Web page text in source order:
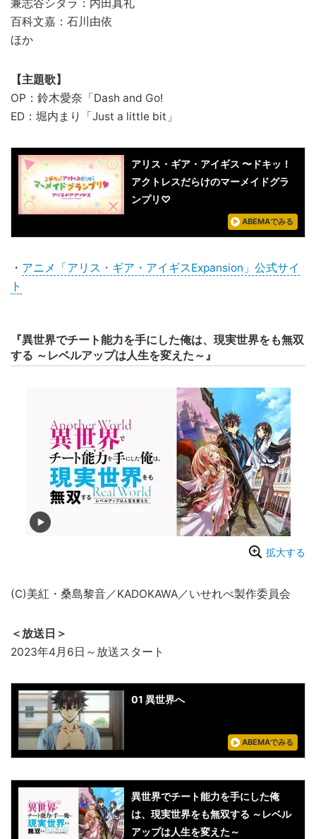
兼志谷シタラ：内田真礼
百科文嘉：石川由依
ほか
【主題歌】
OP：鈴木愛奈「Dash and Go!
ED：堀内まり「Just a little bit」
アリス・ギア・アイギス 〜ドキッ！
アクトレスだらけのマーメイドグラ
ンプリ♡
ABEMAでみる
・ アニメ「アリス・ギア・アイギスExpansion」公式サイ
ト
『異世界でチート能力を手にした俺は、現実世界をも無双
する ～レベルアップは人生を変えた～』
拡大する
(C)美紅・桑島黎音／KADOKAWA／いせれべ製作委員会
＜放送日＞
2023年4月6日～放送スタート
01 異世界へ
ABEMAでみる
異世界でチート能力を手にした俺
は、現実世界をも無双する ～レベル
アップは人生を変えた～